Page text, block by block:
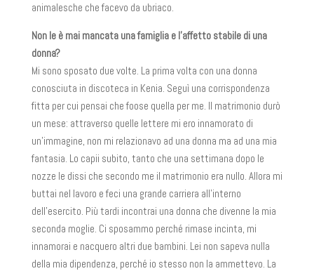
animalesche che facevo da ubriaco.
Non le è mai mancata una famiglia e l’affetto stabile di una
donna?
Mi sono sposato due volte. La prima volta con una donna
conosciuta in discoteca in Kenia. Seguì una corrispondenza
fitta per cui pensai che foose quella per me. Il matrimonio durò
un mese: attraverso quelle lettere mi ero innamorato di
un’immagine, non mi relazionavo ad una donna ma ad una mia
fantasia. Lo capii subito, tanto che una settimana dopo le
nozze le dissi che secondo me il matrimonio era nullo. Allora mi
buttai nel lavoro e feci una grande carriera all’interno
dell’esercito. Più tardi incontrai una donna che divenne la mia
seconda moglie. Ci sposammo perché rimase incinta, mi
innamorai e nacquero altri due bambini. Lei non sapeva nulla
della mia dipendenza, perché io stesso non la ammettevo. La